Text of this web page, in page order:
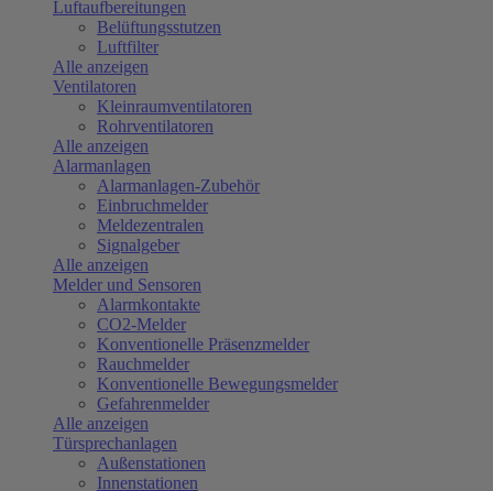
Luftaufbereitungen
Belüftungsstutzen
Luftfilter
Alle anzeigen
Ventilatoren
Kleinraumventilatoren
Rohrventilatoren
Alle anzeigen
Alarmanlagen
Alarmanlagen-Zubehör
Einbruchmelder
Meldezentralen
Signalgeber
Alle anzeigen
Melder und Sensoren
Alarmkontakte
CO2-Melder
Konventionelle Präsenzmelder
Rauchmelder
Konventionelle Bewegungsmelder
Gefahrenmelder
Alle anzeigen
Türsprechanlagen
Außenstationen
Innenstationen